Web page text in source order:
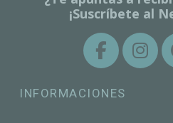
¡Suscríbete al
INFORMACIONES